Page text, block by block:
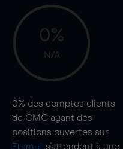
0%
N/A
0% des comptes clients
de CMC ayant des
positions ouvertes sur
Eramet s'attendent à une